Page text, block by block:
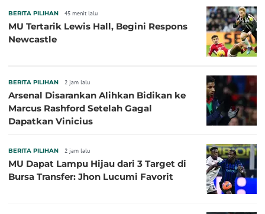
BERITA PILIHAN 45 menit lalu
MU Tertarik Lewis Hall, Begini Respons
Newcastle
BERITA PILIHAN 2 jam lalu
Arsenal Disarankan Alihkan Bidikan ke
Marcus Rashford Setelah Gagal
Dapatkan Vinicius
BERITA PILIHAN 2 jam lalu
MU Dapat Lampu Hijau dari 3 Target di
Bursa Transfer: Jhon Lucumi Favorit